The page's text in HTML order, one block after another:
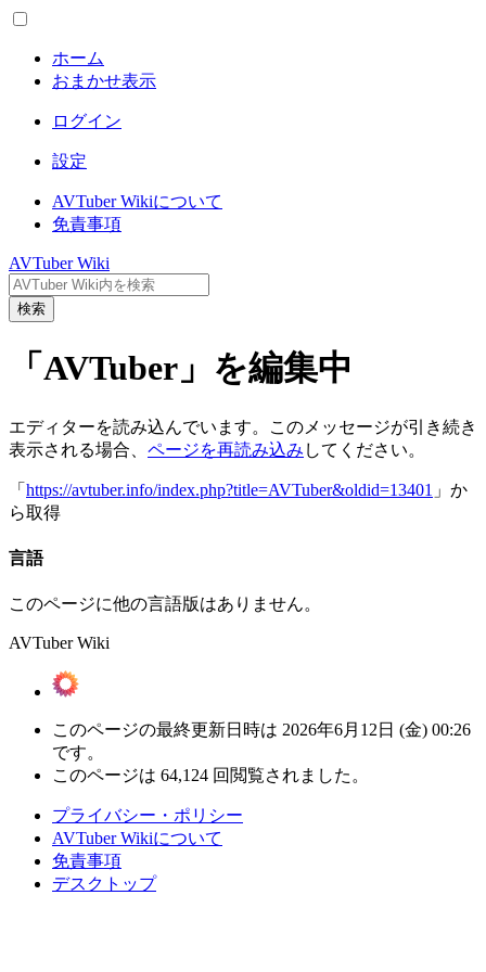
ホーム
おまかせ表示
ログイン
設定
AVTuber Wikiについて
免責事項
AVTuber Wiki
検索
「AVTuber」を編集中
エディターを読み込んでいます。このメッセージが引き続き
表示される場合、 ページを再読み込み してください。
「 https://avtuber.info/index.php?title=AVTuber&oldid=13401 」か
ら取得
言語
このページに他の言語版はありません。
AVTuber Wiki
このページの最終更新日時は 2026年6月12日 (金) 00:26
です。
このページは 64,124 回閲覧されました。
プライバシー・ポリシー
AVTuber Wikiについて
免責事項
デスクトップ